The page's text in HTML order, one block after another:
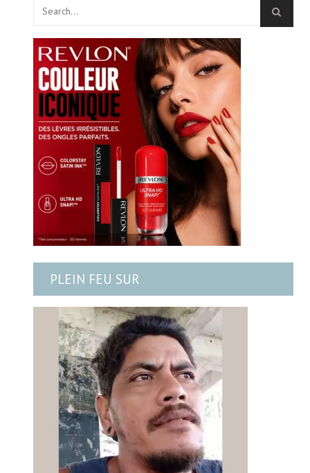
PLEIN FEU SUR